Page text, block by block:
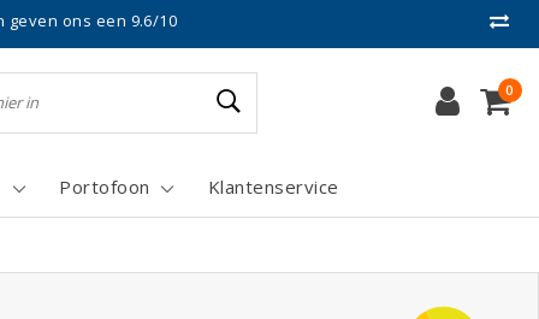
geven ons een 9.6/10
0
Portofoon Klantenservice